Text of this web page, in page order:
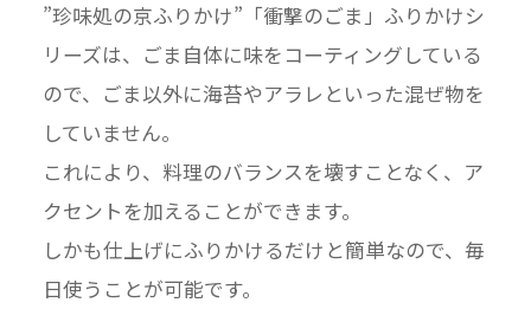
”珍味処の京ふりかけ”「衝撃のごま」ふりかけシ
リーズは、ごま自体に味をコーティングしている
ので、ごま以外に海苔やアラレといった混ぜ物を
していません。
これにより、料理のバランスを壊すことなく、ア
クセントを加えることができます。
しかも仕上げにふりかけるだけと簡単なので、毎
日使うことが可能です。